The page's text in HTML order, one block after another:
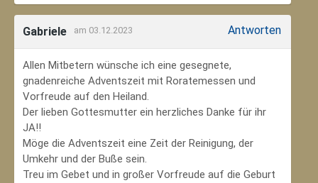
Gabriele am 03.12.2023 Antworten
Allen Mitbetern wünsche ich eine gesegnete,
gnadenreiche Adventszeit mit Roratemessen und
Vorfreude auf den Heiland.
Der lieben Gottesmutter ein herzliches Danke für ihr
JA!!
Möge die Adventszeit eine Zeit der Reinigung, der
Umkehr und der Buße sein.
Treu im Gebet und in großer Vorfreude auf die Geburt